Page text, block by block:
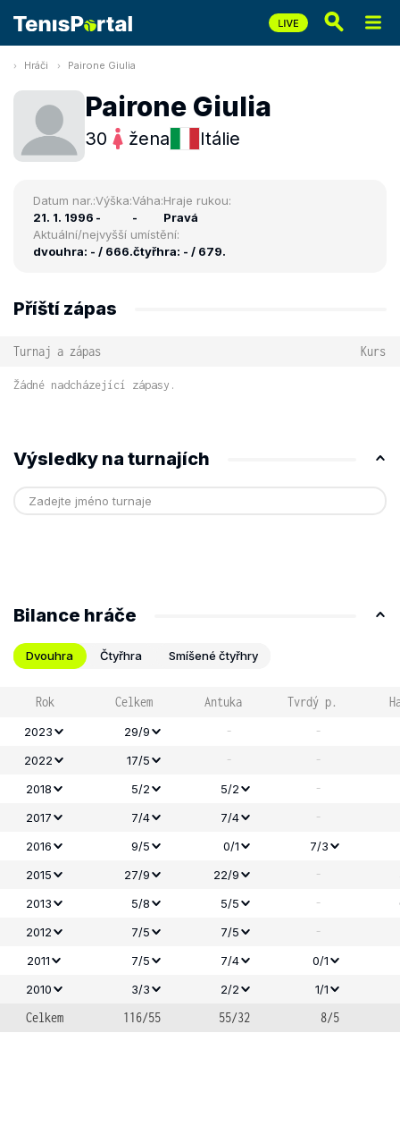
Hráči Pairone Giulia
Pairone Giulia
30 žena Itálie
Datum nar.:
21. 1. 1996
Výška:
-
Váha:
-
Hraje rukou:
Pravá
Aktuální/nejvyšší umístění:
dvouhra: - / 666.čtyřhra: - / 679.
Příští zápas
Turnaj a zápas Kurs
Žádné nadcházející zápasy.
Výsledky na turnajích
Bilance hráče
Dvouhra Čtyřhra Smíšené čtyřhry
Rok Celkem Antuka Tvrdý p.
2023 29/9 - -
2022 17/5 - -
2018 5/2 5/2 -
2017 7/4 7/4 -
2016 9/5 0/1
7/3
2015
27/9 22/9 -
2013
5/8 5/5 -
2012
7/5 7/5 -
2011 7/5 7/4
0/1
2010
3/3 2/2 1/1
Celkem 116/55 55/32 8/5